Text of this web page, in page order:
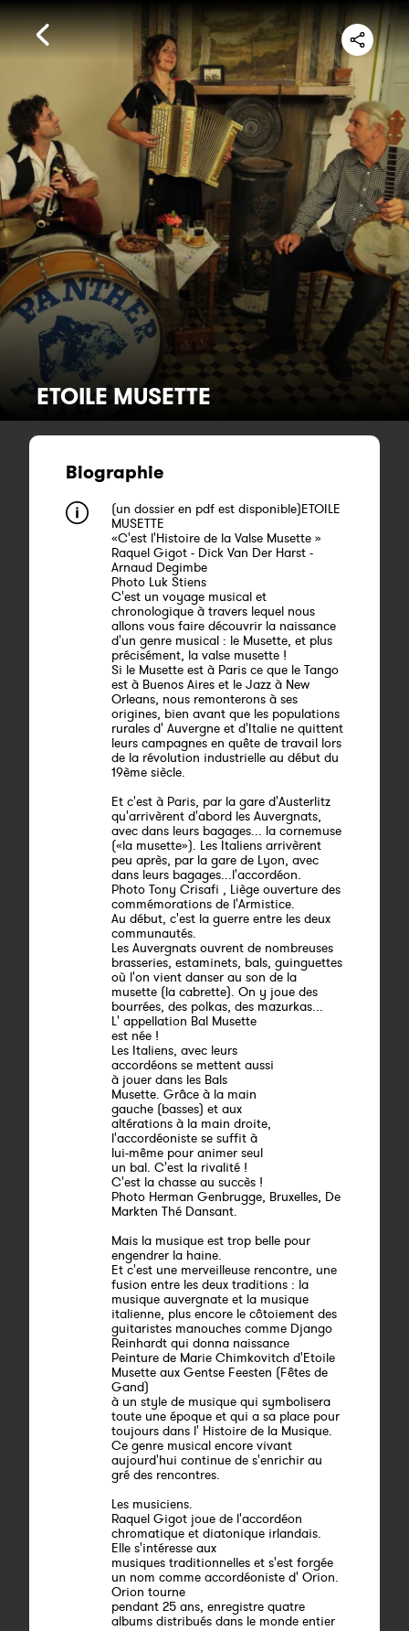
ETOILE MUSETTE
Biographie
(un dossier en pdf est disponible)ETOILE
MUSETTE
«C'est l'Histoire de la Valse Musette »
Raquel Gigot - Dick Van Der Harst -
Arnaud Degimbe
Photo Luk Stiens
C'est un voyage musical et
chronologique à travers lequel nous
allons vous faire découvrir la naissance
d'un genre musical : le Musette, et plus
précisément, la valse musette !
Si le Musette est à Paris ce que le Tango
est à Buenos Aires et le Jazz à New
Orleans, nous remonterons à ses
origines, bien avant que les populations
rurales d' Auvergne et d'Italie ne quittent
leurs campagnes en quête de travail lors
de la révolution industrielle au début du
19ème siècle.
Et c'est à Paris, par la gare d'Austerlitz
qu'arrivèrent d'abord les Auvergnats,
avec dans leurs bagages... la cornemuse
(«la musette»). Les Italiens arrivèrent
peu après, par la gare de Lyon, avec
dans leurs bagages...l'accordéon.
Photo Tony Crisafi , Liège ouverture des
commémorations de l'Armistice.
Au début, c'est la guerre entre les deux
communautés.
Les Auvergnats ouvrent de nombreuses
brasseries, estaminets, bals, guinguettes
où l'on vient danser au son de la
musette (la cabrette). On y joue des
bourrées, des polkas, des mazurkas...
L' appellation Bal Musette
est née !
Les Italiens, avec leurs
accordéons se mettent aussi
à jouer dans les Bals
Musette. Grâce à la main
gauche (basses) et aux
altérations à la main droite,
l'accordéoniste se suffit à
lui-même pour animer seul
un bal. C'est la rivalité !
C'est la chasse au succès !
Photo Herman Genbrugge, Bruxelles, De
Markten Thé Dansant.
Mais la musique est trop belle pour
engendrer la haine.
Et c'est une merveilleuse rencontre, une
fusion entre les deux traditions : la
musique auvergnate et la musique
italienne, plus encore le côtoiement des
guitaristes manouches comme Django
Reinhardt qui donna naissance
Peinture de Marie Chimkovitch d'Etoile
Musette aux Gentse Feesten (Fêtes de
Gand)
à un style de musique qui symbolisera
toute une époque et qui a sa place pour
toujours dans l' Histoire de la Musique.
Ce genre musical encore vivant
aujourd'hui continue de s'enrichir au
gré des rencontres.
Les musiciens.
Raquel Gigot joue de l'accordéon
chromatique et diatonique irlandais.
Elle s'intéresse aux
musiques traditionnelles et s'est forgée
un nom comme accordéoniste d' Orion.
Orion tourne
pendant 25 ans, enregistre quatre
albums distribués dans le monde entier